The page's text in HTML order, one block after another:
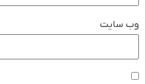
وب‌ سایت